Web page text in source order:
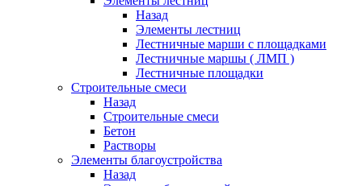
Назад
Элементы лестниц
Лестничные марши с площадками
Лестничные маршы ( ЛМП )
Лестничные площадки
Строительные смеси
Назад
Строительные смеси
Бетон
Растворы
Элементы благоустройства
Назад